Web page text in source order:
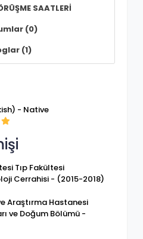
SAATLERİ
(0)
(1)
- Native
Tıp Fakültesi
Cerrahisi - (2015-2018)
Araştırma Hastanesi
ve Doğum Bölümü -